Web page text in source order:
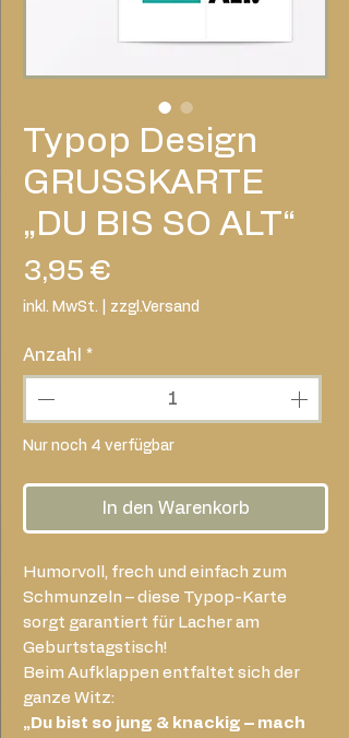
Typop Design
GRUSS­KARTE
„DU BIS SO ALT“
3,95 €
inkl. MwSt. zzgl.Versand
Anzahl *
Nur noch 4 verfügbar
In den Warenkorb
Humorvoll, frech und einfach zum
Schmunzeln – diese Typop-Karte
sorgt garantiert für Lacher am
Geburtstagstisch!
Beim Aufklappen entfaltet sich der
ganze Witz:
„Du bist so jung & knackig – mach